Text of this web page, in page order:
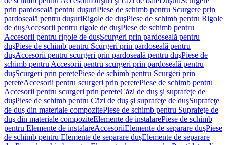
prin pardoseală pentru duşuriPiese de schimb pentru Scurgere prin
pardoseală pentru duşuriRigole de duşPiese de schimb pentru Rigole
de duşAccesorii pentru rigole de duşPiese de schimb pentru
Accesorii pentru rigole de duşScurgeri prin pardoseală pentru
duşPiese de schimb pentru Scurgeri prin pardoseală pentru
duşAccesorii pentru scurgeri prin pardoseală pentru duşPiese de
schimb pentru Accesorii pentru scurgeri prin pardoseală pentru
duşScurgeri prin peretePiese de schimb pentru Scurgeri prin
pereteAccesorii pentru scurgeri prin peretePiese de schimb pentru
Accesorii pentru scurgeri prin pereteCăzi de duş şi suprafeţe de
duşPiese de schimb pentru Căzi de duş şi suprafeţe de duşSuprafeţe
de duş din materiale compozitePiese de schimb pentru Suprafeţe de
duş din materiale compoziteElemente de instalarePiese de schimb
pentru Elemente de instalareAccesoriiElemente de separare duşPiese
de schimb pentru Elemente de separare duşElemente de separare